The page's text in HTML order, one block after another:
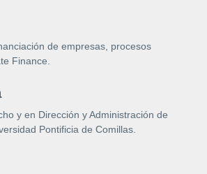
de empresas, procesos
Finance.
y en Dirección y Administración de
Pontificia de Comillas.